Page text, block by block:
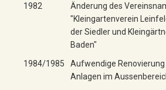
1982
Änderung des
"Kleingartenverein
der Siedler und
Baden"
1984/1985
Aufwendige
Anlagen im